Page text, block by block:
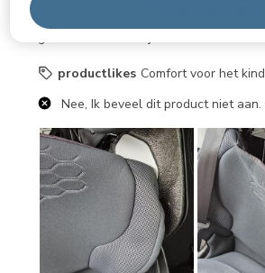
productlikes Comfort voor het kind
Nee, Ik beveel dit product niet aan.